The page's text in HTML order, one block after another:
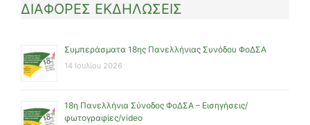
ΔΙΑΦΟΡΕΣ ΕΚΔΗΛΩΣΕΙΣ
Συμπεράσματα 18ης Πανελλήνιας Συνόδου ΦοΔΣΑ
14 Ιουλίου 2026
18η Πανελλήνια Σύνοδος ΦοΔΣΑ – Εισηγήσεις/
φωτογραφίες/video